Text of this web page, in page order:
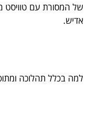
של המסורת עם טוויסט
אדיש.
למה בכלל תהלוכה